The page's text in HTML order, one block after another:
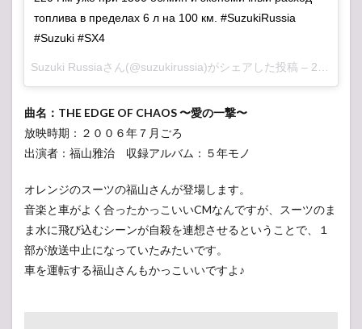
топлива в пределах 6 л на 100 км. #SuzukiRussia
#Suzuki #SX4
Suzuki Russiaさん(@suzukirussia)がシェアした投稿 – 2017 8月 18 1:00午前 PDT
曲名：THE EDGE OF CHAOS 〜愛の一撃〜
放映時期：２００６年７月ごろ
出演者：福山雅治 収録アルバム：５年モノ
オレンジのスーツの福山さんが登場します。
音楽と車がよく合ったかっこいいCMなんですが、スーツのま
ま水に飛び込むシーンが自殺を連想させるということで、１
部が放送中止になっていたみたいです。
車を運転する福山さんもかっこいいですよ♪